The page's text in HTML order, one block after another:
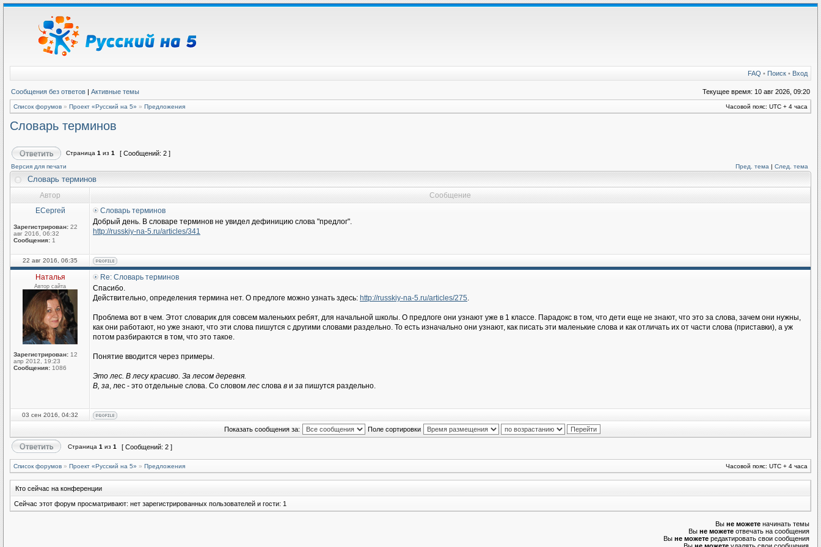
FAQ • Поиск • Вход
Сообщения без ответов | Активные темы Текущее время: 10 авг 2026, 09:20
Список форумов » Проект «Русский на 5» » Предложения Часовой пояс: UTC + 4 часа
Словарь терминов
Страница 1 из 1 [ Сообщений: 2 ]
Версия для печати Пред. тема | След. тема
Словарь терминов
Автор
Сообщение
ЕСергей
Зарегистрирован: 22
авг 2016, 06:32
Сообщения: 1
Словарь терминов
Добрый день. В словаре терминов не увидел дефиницию слова "предлог".
http://russkiy-na-5.ru/articles/341
22 авг 2016, 06:35
Наталья
Автор сайта
Зарегистрирован: 12
апр 2012, 19:23
Сообщения: 1086
Re: Словарь терминов
Спасибо.
Действительно, определения термина нет. О предлоге можно узнать здесь: http://russkiy-na-5.ru/articles/275.
Проблема вот в чем. Этот словарик для совсем маленьких ребят, для начальной школы. О предлоге они узнают уже в 1 классе. Парадокс в том, что дети еще не знают, что это за слова, зачем они нужны,
как они работают, но уже знают, что эти слова пишутся с другими словами раздельно. То есть изначально они узнают, как писать эти маленькие слова и как отличать их от части слова (приставки), а уж
потом разбираются в том, что это такое.
Понятие вводится через примеры.
Это лес. В лесу красиво. За лесом деревня.
В, за, лес - это отдельные слова. Со словомлес слова в и за пишутся раздельно.
03 сен 2016, 04:32
Показать сообщения за: Поле сортировки
Страница 1 из 1 [ Сообщений: 2 ]
Список форумов » Проект «Русский на 5» » Предложения Часовой пояс: UTC + 4 часа
Кто сейчас на конференции
Сейчас этот форум просматривают: нет зарегистрированных пользователей и гости: 1
Вы не можете начинать темы
Вы не можете отвечать на сообщения
Вы не можете редактировать свои сообщения